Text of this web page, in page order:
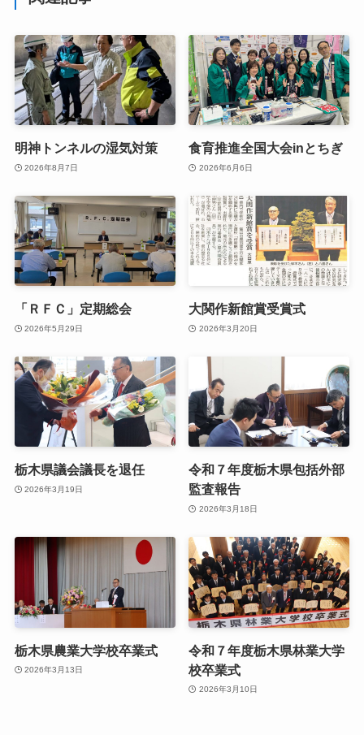
明神トンネルの湿気対策
2026年8月7日
食育推進全国大会inとちぎ
2026年6月6日
「ＲＦＣ」定期総会
2026年5月29日
大関作新館賞受賞式
2026年3月20日
栃木県議会議長を退任
2026年3月19日
令和７年度栃木県包括外部
監査報告
2026年3月18日
栃木県農業大学校卒業式
2026年3月13日
令和７年度栃木県林業大学
校卒業式
2026年3月10日